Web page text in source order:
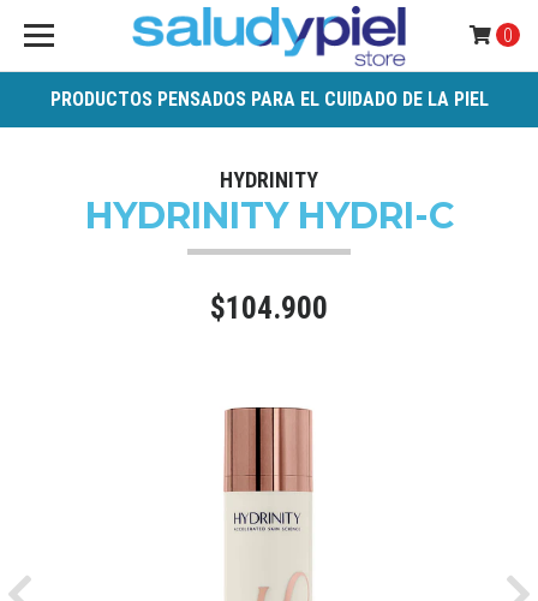
PRODUCTOS PENSADOS PARA EL CUIDADO DE LA PIEL
0
HYDRINITY
HYDRINITY HYDRI-C
$104.900